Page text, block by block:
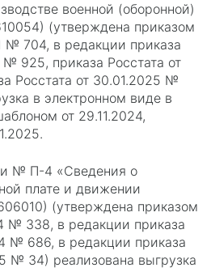
военной (оборонной)
(утверждена приказом
№ 704, в редакции приказа
№ 925, приказа Росстата от
Росстата от 30.01.2025 №
в электронном виде в
от 29.11.2024,
№ П-4 «Сведения о
плате и движении
(утверждена приказом
№ 338, в редакции приказа
№ 686, в редакции приказа
№ 34) реализована выгрузка